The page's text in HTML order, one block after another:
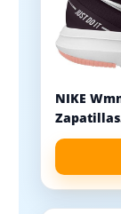
NIKE